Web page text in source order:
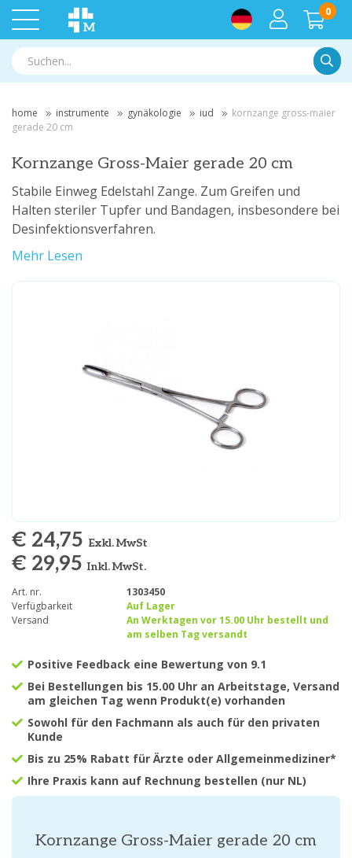
0
home instrumente gynäkologie iud
kornzange gross-maier
gerade 20 cm
Kornzange Gross-Maier gerade 20 cm
Stabile Einweg Edelstahl Zange. Zum Greifen und
Halten steriler Tupfer und Bandagen, insbesondere bei
Desinfektionsverfahren.
Mehr Lesen
€ 24,75 Exkl. MwSt
€ 29,95 Inkl. MwSt.
Art. nr.
1303450
Verfügbarkeit
Auf Lager
Versand
An Werktagen vor 15.00 Uhr bestellt und
am selben Tag versandt
Positive Feedback eine Bewertung von 9.1
Bei Bestellungen bis 15.00 Uhr an Arbeitstage, Versand
am gleichen Tag wenn Produkt(e) vorhanden
Sowohl für den Fachmann als auch für den privaten
Kunde
Bis zu 25% Rabatt für Ärzte oder Allgemeinmediziner*
Ihre Praxis kann auf Rechnung bestellen (nur NL)
Kornzange Gross-Maier gerade 20 cm